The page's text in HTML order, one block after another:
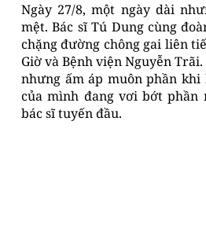
Ngày 27/8, một ngày dài
mệt. Bác sĩ Tú Dung cùng
chặng đường chông gai liên
Giờ và Bệnh viện Nguyễn
nhưng ấm áp muôn phần
của mình đang vơi bớt phần
bác sĩ tuyến đầu.